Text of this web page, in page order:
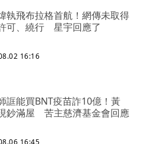
執飛布拉格首航！網傳未取得
可、繞行 星宇回應了
16:16
誆能買BNT疫苗詐10億！黃
鈔滿屋 苦主慈濟基金會回應
16:45